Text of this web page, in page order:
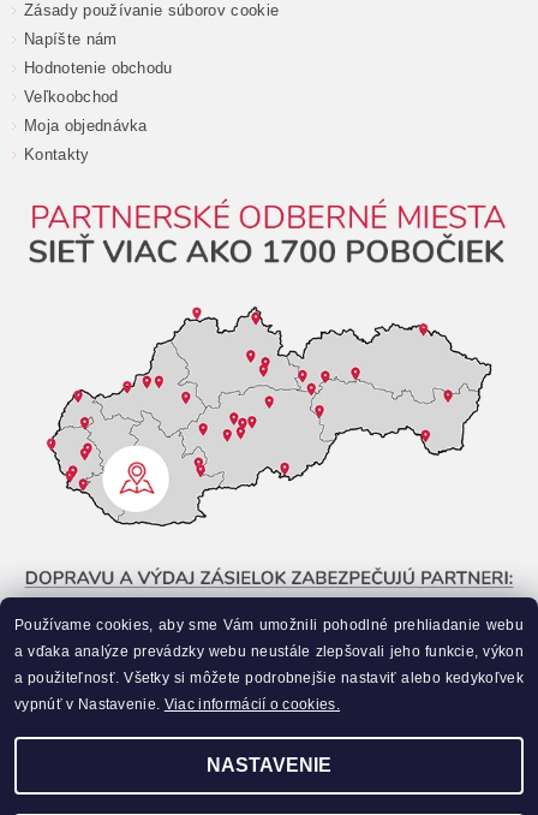
Zásady používanie súborov cookie
Napíšte nám
Hodnotenie obchodu
Veľkoobchod
Moja objednávka
Kontakty
Používame cookies, aby sme Vám umožnili pohodlné prehliadanie webu
a vďaka analýze prevádzky webu neustále zlepšovali jeho funkcie, výkon
a použiteľnosť. Všetky si môžete podrobnejšie nastaviť alebo kedykoľvek
vypnúť v Nastavenie. Viac informácií o cookies.
NASTAVENIE